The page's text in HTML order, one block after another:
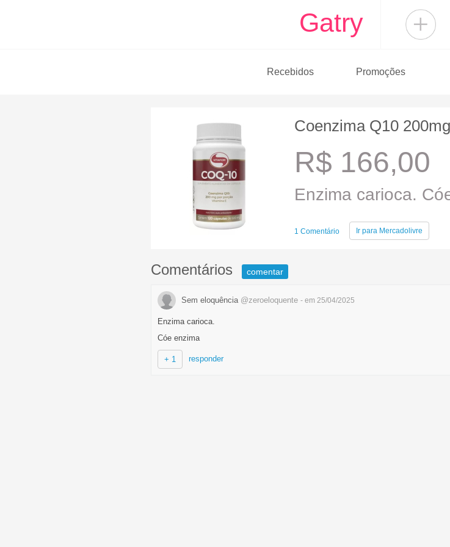
Gatry
Recebidos Promoções
Coenzima Q10
R$ 166,00
Enzima carioca.
1 Comentário Ir para Mercadolivre
Comentários comentar
Sem eloquência @zeroeloquente - em 25/04/2025
Enzima carioca.
Cóe enzima
+ 1 responder